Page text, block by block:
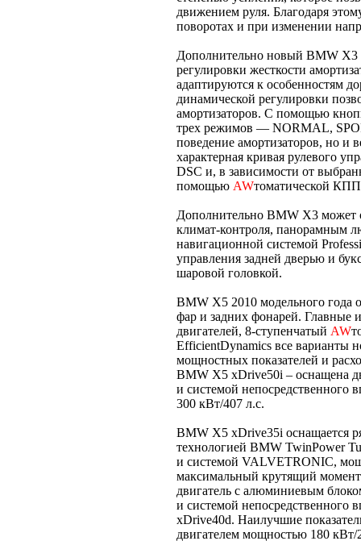
движением руля. Благодаря
поворотах и при изменении
Дополнительно новый BMW X3
регулировки жесткости
адаптируются к особенностям
динамической регулировки
амортизаторов. С помощью
трех режимов — NORMAL,
поведение амортизаторов, но и
характерная кривая рулевого
DSC и, в зависимости от
помощью AWтоматической
Дополнительно BMW X3 может
климат-контроля, панорамным
навигационной системой
управления задней дверью и
шаровой головкой.
BMW X5 2010 модельного года
фар и задних фонарей. Главные
двигателей, 8-ступенчатый AW
EfficientDynamics все варианты
мощностных показателей и
BMW X5 хDrive50i – оснащена
и системой непосредственного
300 кВт/407 л.с.
BMW X5 хDrive35i оснащается
технологией BMW TwinPower
и системой VALVETRONIC,
максимальный крутящий
двигатель с алюминиевым
и системой непосредственного
хDrive40d. Наилучшие
двигателем мощностью 180 кВт/